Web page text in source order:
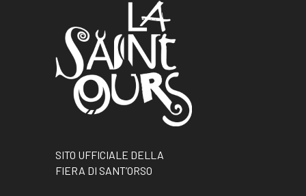
SITO UFFICIALE DELLA
FIERA DI SANT’ORSO